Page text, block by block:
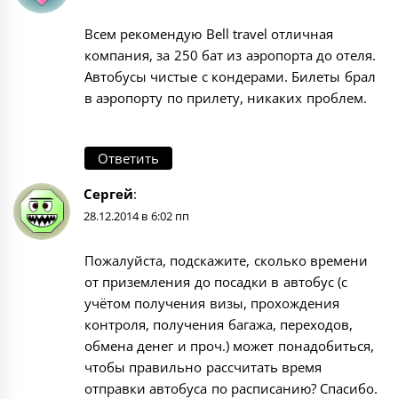
Всем рекомендую Bell travel отличная
компания, за 250 бат из аэропорта до отеля.
Автобусы чистые с кондерами. Билеты брал
в аэропорту по прилету, никаких проблем.
Ответить
Сергей:
28.12.2014 в 6:02 пп
Пожалуйста, подскажите, сколько времени
от приземления до посадки в автобус (с
учётом получения визы, прохождения
контроля, получения багажа, переходов,
обмена денег и проч.) может понадобиться,
чтобы правильно рассчитать время
отправки автобуса по расписанию? Спасибо.